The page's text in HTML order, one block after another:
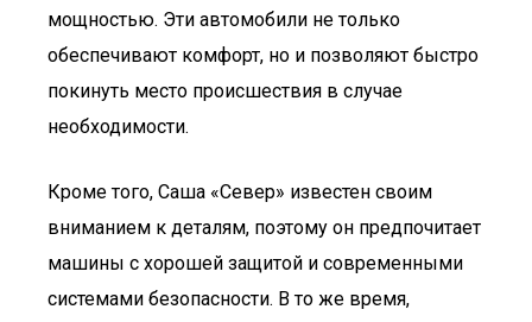
мощностью. Эти автомобили не только
обеспечивают комфорт, но и позволяют быстро
покинуть место происшествия в случае
необходимости.
Кроме того, Саша «Север» известен своим
вниманием к деталям, поэтому он предпочитает
машины с хорошей защитой и современными
системами безопасности. В то же время,